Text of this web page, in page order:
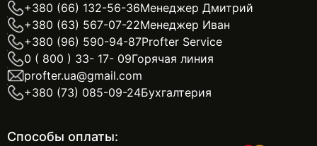
+380 (66) 132-56-36Менеджер Дмитрий
+380 (63) 567-07-22Менеджер Иван
+380 (96) 590-94-87Profter Service
0 ( 800 ) 33- 17- 09Горячая линия
profter.ua@gmail.com
+380 (73) 085-09-24Бухгалтерия
Способы оплаты: